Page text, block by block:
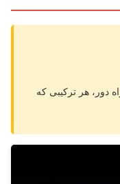
دور، هر ترکیبی که